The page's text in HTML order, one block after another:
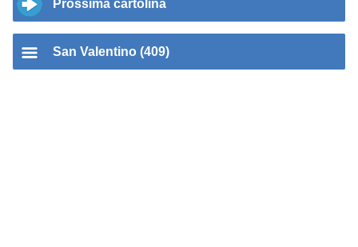
Prossima cartolina
San Valentino (409)